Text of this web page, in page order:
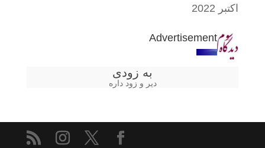
اکتبر 2022
Advertisement
به زودی
دیر و زود داره